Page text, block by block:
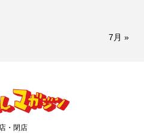
7月 »
・閉店